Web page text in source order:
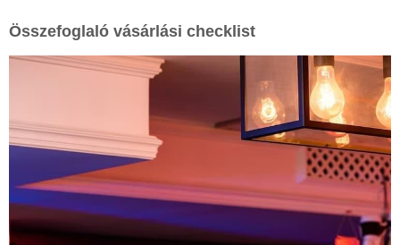
Összefoglaló vásárlási checklist